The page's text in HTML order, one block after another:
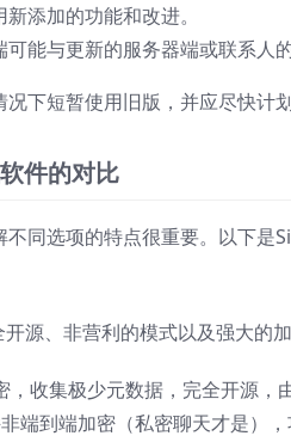
新添加的功能和改进。
可能与更新的服务器端或联系人
下短暂使用旧版，并应尽快计
件的对比
同选项的特点很重要。以下是
源、非营利的模式以及强大的加
，收集极少元数据，完全开源，
端到端加密（私密聊天才是），